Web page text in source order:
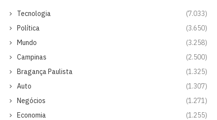
Tecnologia
(7.033)
Política
(3.650)
Mundo
(3.258)
Campinas
(2.500)
Bragança Paulista
(1.325)
Auto
(1.307)
Negócios
(1.271)
Economia
(1.255)